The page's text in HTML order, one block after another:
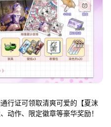
行证可领取清爽可爱的【夏沫
动作、限定徽章等豪华奖励！